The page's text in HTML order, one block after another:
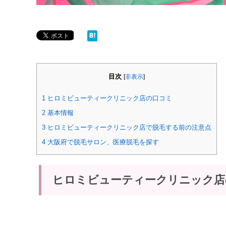
目次 [非表示]
1 ヒロミビューティークリニック店の口コミ
2 基本情報
3 ヒロミビューティークリニック店で脱毛する前の注意点
4 大阪府で脱毛サロン、医療脱毛を探す
ヒロミビューティークリニック